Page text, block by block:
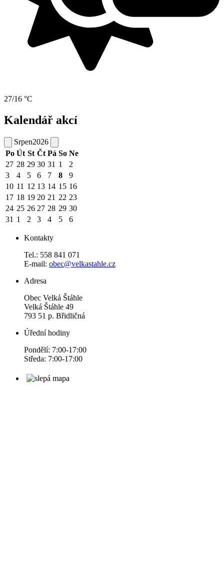
27/16 °C
Kalendář akcí
Srpen2026
Po Út St Čt Pá So Ne
27 28 29 30 31 1
2
3
4 5 6 7 8
9
10 11 12 13 14 15 16
17 18 19 20 21 22 23
24 25 26 27 28 29 30
31 1 2 3 4 5 6
Kontakty
Tel.: 558 841 071
E-mail: obec@velkastahle.cz
Adresa
Obec Velká Štáhle
Velká Štáhle 49
793 51 p. Břidličná
Úřední hodiny
Pondělí: 7:00-17:00
Středa: 7:00-17:00